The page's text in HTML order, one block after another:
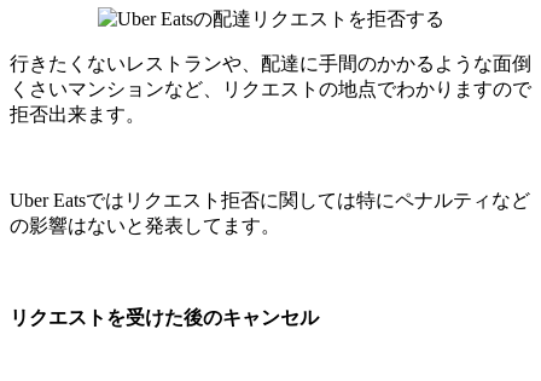
行きたくないレストランや、配達に手間のかかるような面倒
くさいマンションなど、リクエストの地点でわかりますので
拒否出来ます。
Uber Eatsではリクエスト拒否に関しては特にペナルティなど
の影響はないと発表してます。
リクエストを受けた後のキャンセル